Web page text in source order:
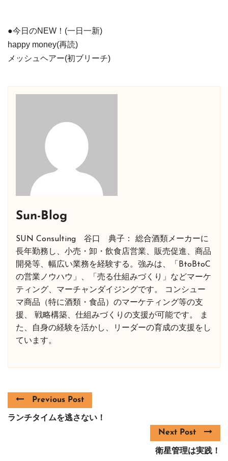
●今日のNEW！(一日一新)
happy money(再読)
メッシュヘアー(初ブリーチ)
Sun-Blog
SUN Consulting 谷口 典子： 総合酒類メーカーに
長年勤務し、小売・卸・飲食店営業、販売促進、商品
開発等、幅広い業務を経験する。強みは、「BtoBtoC
の営業ノウハウ」、「売る仕組みづくり」などマーケ
ティング、マーチャンダイジングです。 コンシュー
マ商品（特に酒類・食品）のマーケティング等の支
援、 戦略構築、仕組みづくりの支援が可能です。 ま
た、自身の経験を活かし、リーダーの育成の支援をし
ています。
Previous Post
ランチタイムを逃さない！
Next Post
衛星管理は実践！